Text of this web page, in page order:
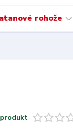
rohože